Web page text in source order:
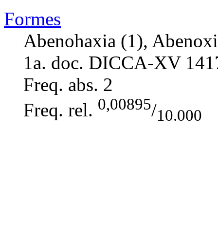
Formes
Abenohaxia (1),
1a. doc. DICCA-XV
Freq. abs. 2
Freq. rel. 0,00895/10.000